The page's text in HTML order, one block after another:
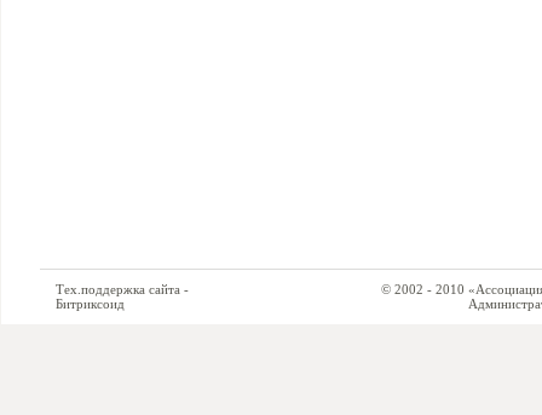
Тех.поддержка сайта -
Битриксоид
© 2002 - 2010 «Ассоциация